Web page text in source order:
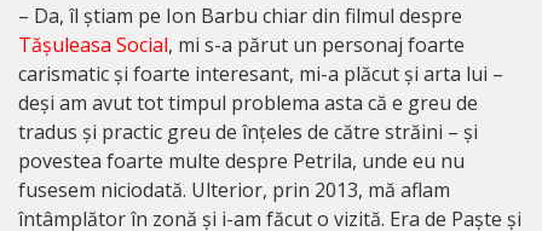
– Da, îl știam pe Ion Barbu chiar din filmul despre
Tășuleasa Social, mi s-a părut un personaj foarte
carismatic și foarte interesant, mi-a plăcut și arta lui –
deși am avut tot timpul problema asta că e greu de
tradus și practic greu de înțeles de către străini – și
povestea foarte multe despre Petrila, unde eu nu
fusesem niciodată. Ulterior, prin 2013, mă aflam
întâmplător în zonă și i-am făcut o vizită. Era de Paște și